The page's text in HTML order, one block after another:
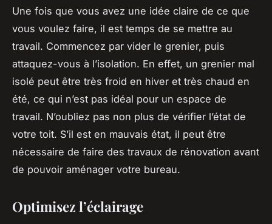
Une fois que vous avez une idée claire de ce que
vous voulez faire, il est temps de se mettre au
travail. Commencez par vider le grenier, puis
attaquez-vous à l’isolation. En effet, un grenier mal
isolé peut être très froid en hiver et très chaud en
été, ce qui n’est pas idéal pour un espace de
travail. N’oubliez pas non plus de vérifier l’état de
votre toit. S’il est en mauvais état, il peut être
nécessaire de faire des travaux de rénovation avant
de pouvoir aménager votre bureau.
Optimisez l’éclairage